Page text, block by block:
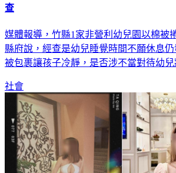
查
媒體報導，竹縣1家非營利幼兒園以棉被
縣府說，經查是幼兒睡覺時間不願休息
被包裹讓孩子冷靜，是否涉不當對待幼兒
社會